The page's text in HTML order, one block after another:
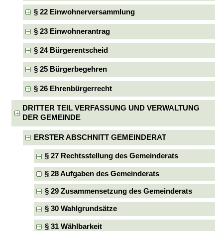
§ 22 Einwohnerversammlung
§ 23 Einwohnerantrag
§ 24 Bürgerentscheid
§ 25 Bürgerbegehren
§ 26 Ehrenbürgerrecht
DRITTER TEIL VERFASSUNG UND VERWALTUNG
DER GEMEINDE
ERSTER ABSCHNITT GEMEINDERAT
§ 27 Rechtsstellung des Gemeinderats
§ 28 Aufgaben des Gemeinderats
§ 29 Zusammensetzung des Gemeinderats
§ 30 Wahlgrundsätze
§ 31 Wählbarkeit